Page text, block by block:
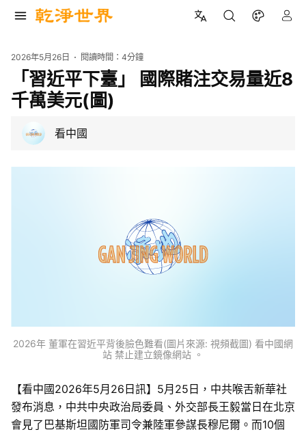
2026年5月26日 閱讀時間：4分鐘
「習近平下臺」 國際賭注交易量近8
千萬美元(圖)
看中國
2026年 董軍在習近平背後臉色難看(圖片來源: 視頻截圖) 看中國網
站 禁止建立鏡像網站 。
【看中國2026年5月26日訊】5月25日，中共喉舌新華社
發布消息，中共中央政治局委員、外交部長王毅當日在北京
會見了巴基斯坦國防軍司令兼陸軍參謀長穆尼爾。而10個